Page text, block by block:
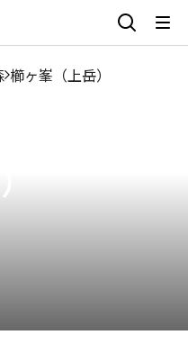
櫛ヶ峯（上岳）
6月 7月 8月
9月
2.92% 1.46%